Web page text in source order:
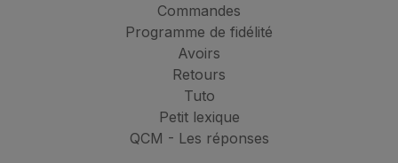
Commandes
Programme de fidélité
Avoirs
Retours
Tuto
Petit lexique
QCM - Les réponses